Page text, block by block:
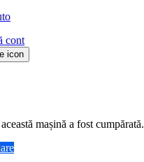
cont
mașină a fost cumpărată.